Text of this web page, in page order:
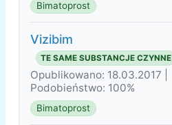
Bimatoprost
Vizibim
TE SAME SUBSTANCJE CZYNNE
Opublikowano: 18.03.2017 |
Podobieństwo: 100%
Bimatoprost